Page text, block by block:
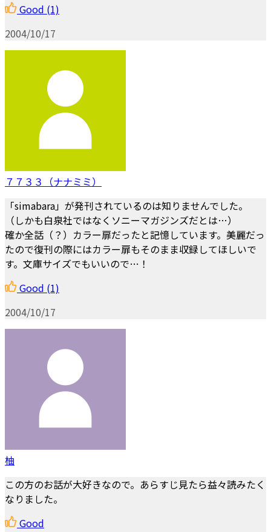
Good (1)
2004/10/17
７７３３（ナナミミ）
「simabara」が発刊されているのは知りませんでした。
（しかも白泉社ではなくソニーマガジンズだとは…）
確か全話（？）カラー扉だったと記憶しています。美麗だっ
たので復刊の際にはカラー扉もそのまま収録してほしいで
す。文庫サイズでもいいので…！
Good (1)
2004/10/17
柚
この方のお話が大好きなので。あらすじ見たら益々読みたく
なりました。
Good